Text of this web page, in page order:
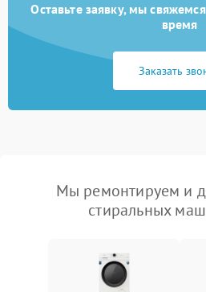
Оставьте заявку, мы
время
Заказать
Мы ремонтируем и
стиральных